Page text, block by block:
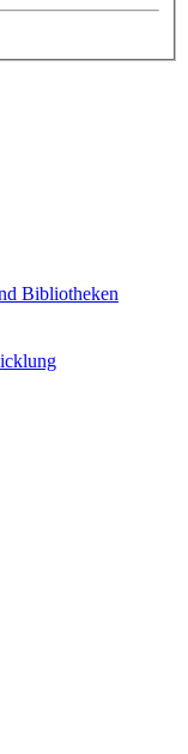
Bibliotheken